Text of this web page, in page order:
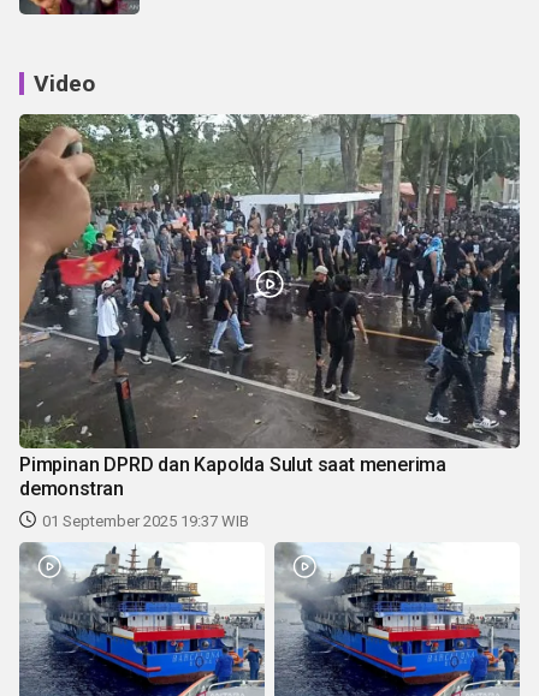
Video
Pimpinan DPRD dan Kapolda Sulut saat menerima
demonstran
01 September 2025 19:37 WIB